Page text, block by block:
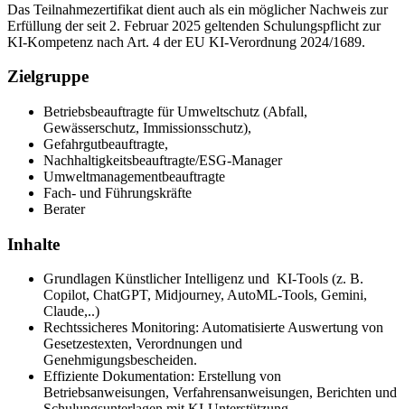
Das Teilnahmezertifikat dient auch als ein möglicher Nachweis zur
Erfüllung der seit 2. Februar 2025 geltenden Schulungspflicht zur
KI-Kompetenz nach Art. 4 der EU KI-Verordnung 2024/1689.
Zielgruppe
Betriebsbeauftragte für Umweltschutz (Abfall,
Gewässerschutz, Immissionsschutz),
Gefahrgutbeauftragte,
Nachhaltigkeitsbeauftragte/ESG-Manager
Umweltmanagementbeauftragte
Fach- und Führungskräfte
Berater
Inhalte
Grundlagen Künstlicher Intelligenz und KI-Tools (z. B.
Copilot, ChatGPT, Midjourney, AutoML-Tools, Gemini,
Claude,..)
Rechtssicheres Monitoring: Automatisierte Auswertung von
Gesetzestexten, Verordnungen und
Genehmigungsbescheiden.
Effiziente Dokumentation: Erstellung von
Betriebsanweisungen, Verfahrensanweisungen, Berichten und